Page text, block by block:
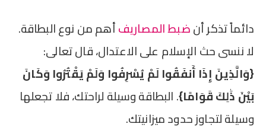
دائماً تذكر أنضبط المصاريفأهم من نوع البطاقة.
لا ننسى حث الإسلام على الاعتدال، قال تعالى:
{وَالَّذِينَ إِذَا أَنفَقُوا لَمْ يُسْرِفُوا وَلَمْ يَقْتُرُوا وَكَانَ
بَيْنَ ذَٰلِكَ قَوَامًا}. البطاقة وسيلة لراحتك، فلا تجعلها
وسيلة لتجاوز حدود ميزانيتك.